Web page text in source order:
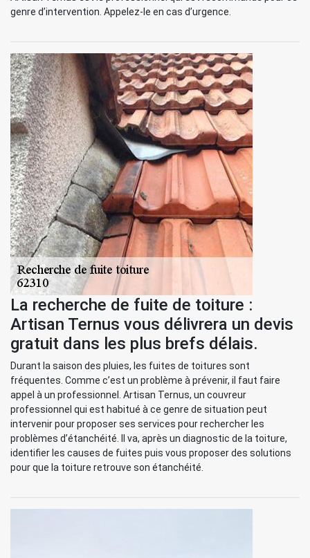
genre d’intervention. Appelez-le en cas d’urgence.
La recherche de fuite de toiture :
Artisan Ternus vous délivrera un devis
gratuit dans les plus brefs délais.
Durant la saison des pluies, les fuites de toitures sont
fréquentes. Comme c’est un problème à prévenir, il faut faire
appel à un professionnel. Artisan Ternus, un couvreur
professionnel qui est habitué à ce genre de situation peut
intervenir pour proposer ses services pour rechercher les
problèmes d’étanchéité. Il va, après un diagnostic de la toiture,
identifier les causes de fuites puis vous proposer des solutions
pour que la toiture retrouve son étanchéité.